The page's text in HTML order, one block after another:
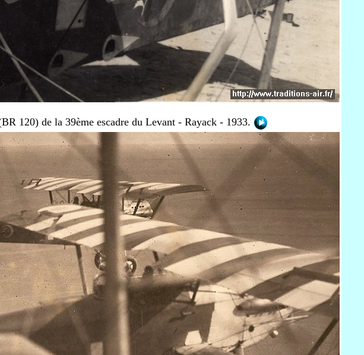
120) de la 39ème escadre du Levant - Rayack - 1933.